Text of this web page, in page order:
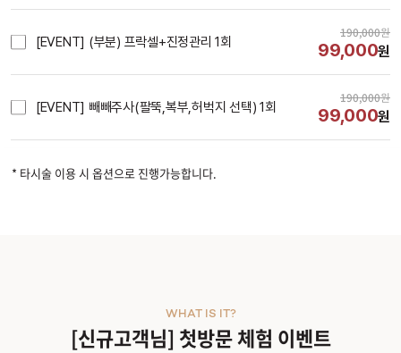
[EVENT] (부분) 프락셀+진정관리 1회
190,000원
99,000원
[EVENT] 빼빼주사(팔뚝,복부,허벅지 선택) 1회
190,000원
99,000원
시술내용
* 타시술 이용 시 옵션으로 진행가능합니다.
[신규고객님] 첫방문 체험 이벤트
WHAT IS IT?